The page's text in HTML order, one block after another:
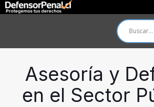
Asesoría y
en el Sector